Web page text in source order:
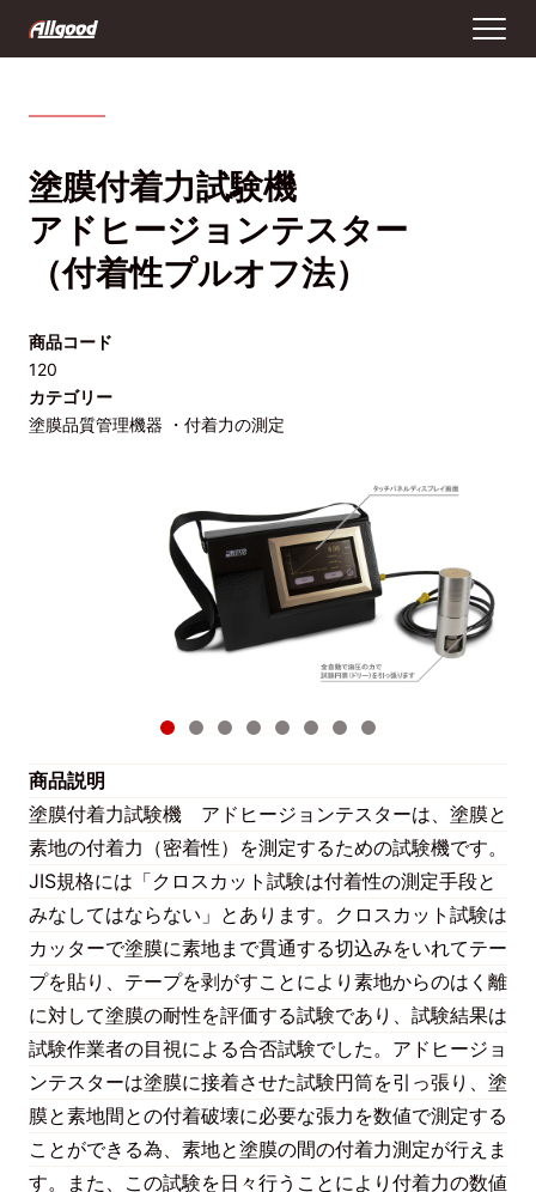
塗膜付着力試験機
アドヒージョンテスター
（付着性プルオフ法）
商品コード
120
カテゴリー
塗膜品質管理機器 ・付着力の測定
商品説明
塗膜付着力試験機 アドヒージョンテスターは、塗膜と
素地の付着力（密着性）を測定するための試験機です。
JIS規格には「クロスカット試験は付着性の測定手段と
みなしてはならない」とあります。クロスカット試験は
カッターで塗膜に素地まで貫通する切込みをいれてテー
プを貼り、テープを剥がすことにより素地からのはく離
に対して塗膜の耐性を評価する試験であり、試験結果は
試験作業者の目視による合否試験でした。アドヒージョ
ンテスターは塗膜に接着させた試験円筒を引っ張り、塗
膜と素地間との付着破壊に必要な張力を数値で測定する
ことができる為、素地と塗膜の間の付着力測定が行えま
す。また、この試験を日々行うことにより付着力の数値